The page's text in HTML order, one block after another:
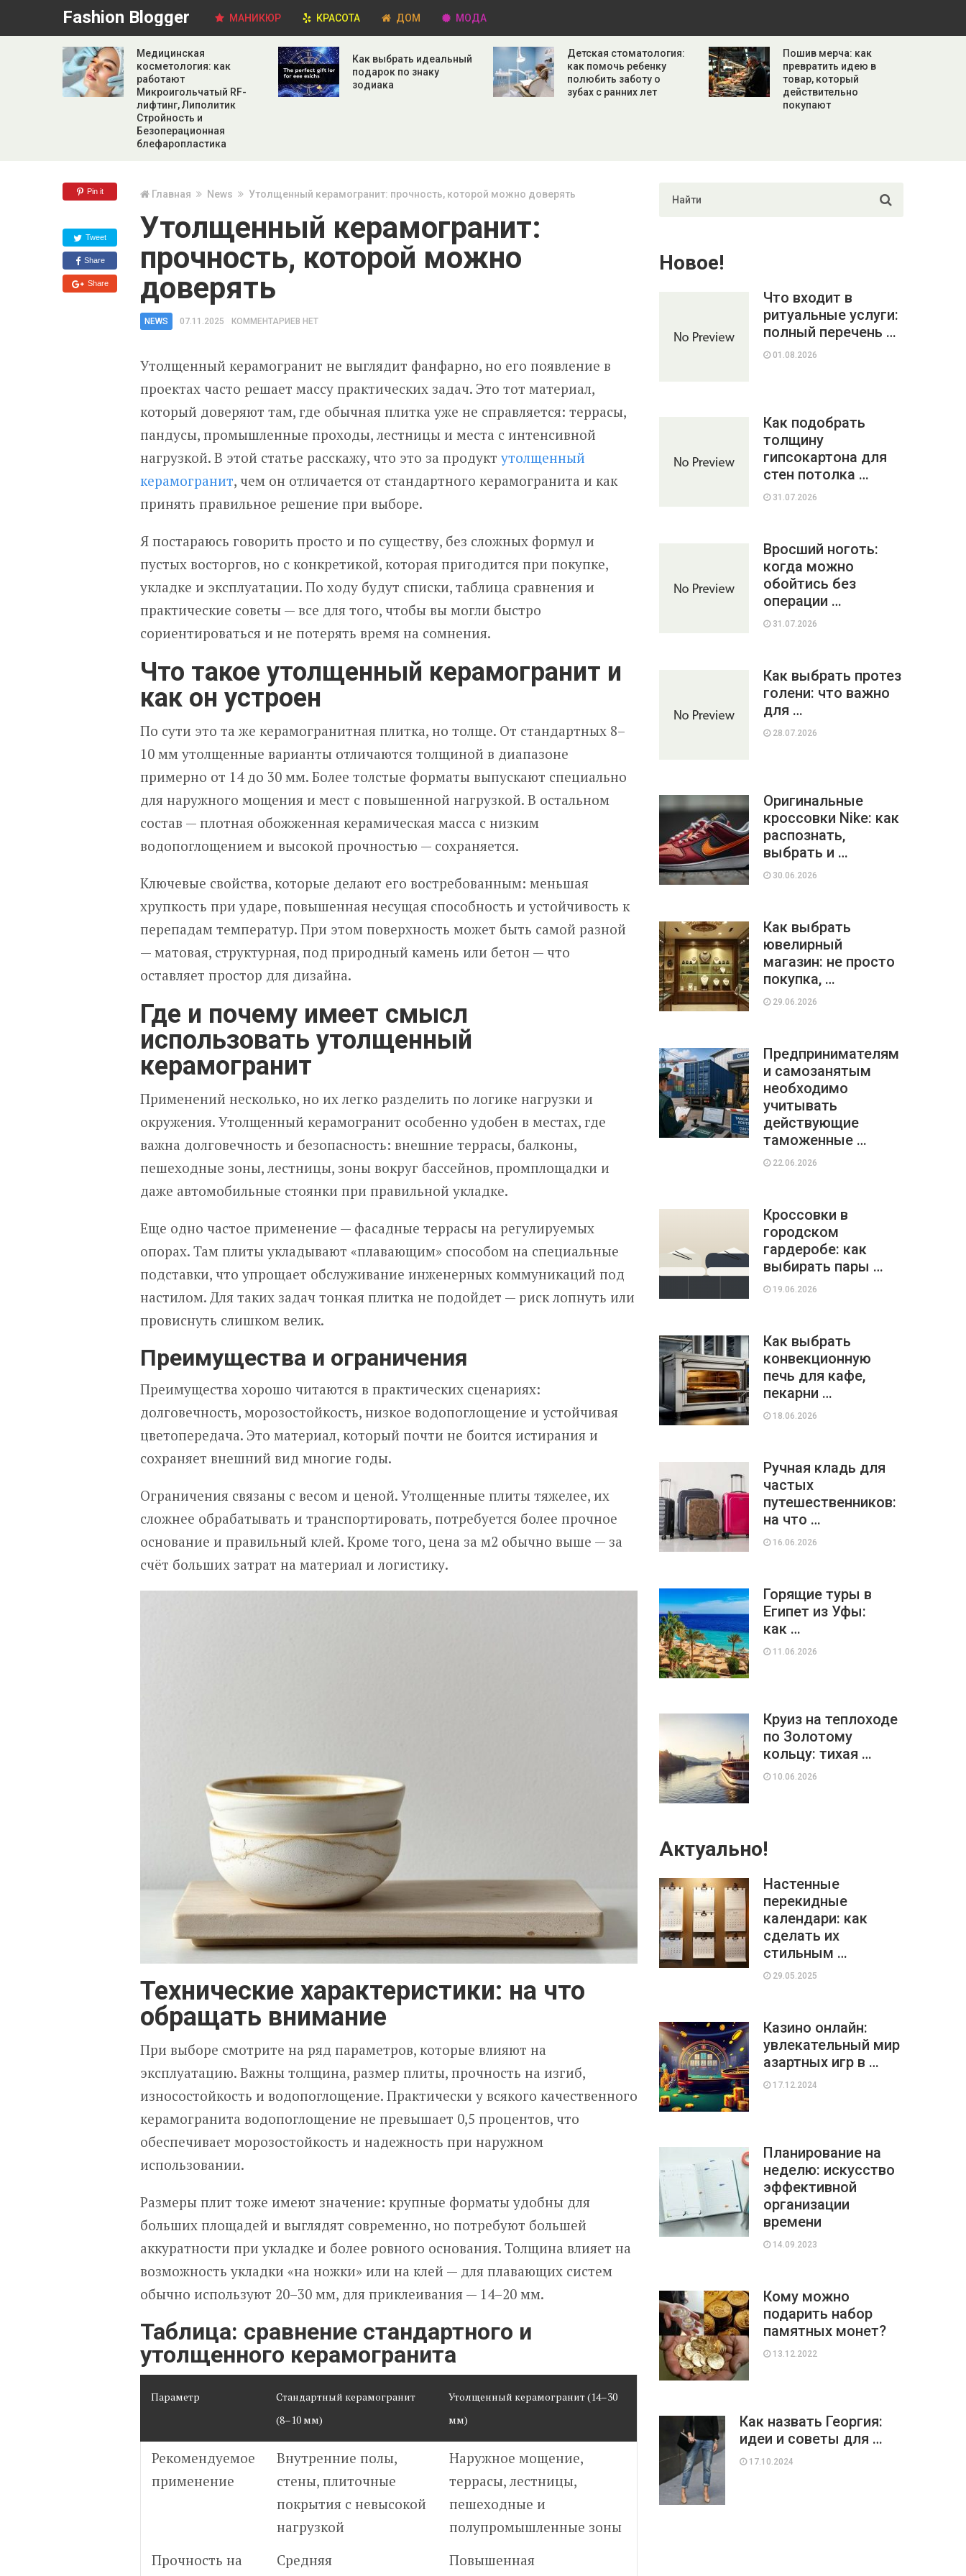
Fashion Blogger МАНИКЮР КРАСОТА ДОМ МОДА
Медицинская
косметология: как
работают
Микроигольчатый RF-
лифтинг, Липолитик
Стройность и
Безоперационная
блефаропластика
Как выбрать идеальный
подарок по знаку
зодиака
Детская стоматология:
как помочь ребенку
полюбить заботу о
зубах с ранних лет
Пошив мерча: как
превратить идею в
товар, который
действительно
покупают
Pin it
Tweet
Share
Share
Главная News Утолщенный керамогранит: прочность, которой можно доверять
Утолщенный керамогранит:
прочность, которой можно
доверять
NEWS 07.11.2025 КОММЕНТАРИЕВ НЕТ
Утолщенный керамогранит не выглядит фанфарно, но его появление в
проектах часто решает массу практических задач. Это тот материал,
который доверяют там, где обычная плитка уже не справляется: террасы,
пандусы, промышленные проходы, лестницы и места с интенсивной
нагрузкой. В этой статье расскажу, что это за продукт утолщенный
керамогранит, чем он отличается от стандартного керамогранита и как
принять правильное решение при выборе.
Я постараюсь говорить просто и по существу, без сложных формул и
пустых восторгов, но с конкретикой, которая пригодится при покупке,
укладке и эксплуатации. По ходу будут списки, таблица сравнения и
практические советы — все для того, чтобы вы могли быстро
сориентироваться и не потерять время на сомнения.
Что такое утолщенный керамогранит и
как он устроен
По сути это та же керамогранитная плитка, но толще. От стандартных 8–
10 мм утолщенные варианты отличаются толщиной в диапазоне
примерно от 14 до 30 мм. Более толстые форматы выпускают специально
для наружного мощения и мест с повышенной нагрузкой. В остальном
состав — плотная обожженная керамическая масса с низким
водопоглощением и высокой прочностью — сохраняется.
Ключевые свойства, которые делают его востребованным: меньшая
хрупкость при ударе, повышенная несущая способность и устойчивость к
перепадам температур. При этом поверхность может быть самой разной
— матовая, структурная, под природный камень или бетон — что
оставляет простор для дизайна.
Где и почему имеет смысл
использовать утолщенный
керамогранит
Применений несколько, но их легко разделить по логике нагрузки и
окружения. Утолщенный керамогранит особенно удобен в местах, где
важна долговечность и безопасность: внешние террасы, балконы,
пешеходные зоны, лестницы, зоны вокруг бассейнов, промплощадки и
даже автомобильные стоянки при правильной укладке.
Еще одно частое применение — фасадные террасы на регулируемых
опорах. Там плиты укладывают «плавающим» способом на специальные
подставки, что упрощает обслуживание инженерных коммуникаций под
настилом. Для таких задач тонкая плитка не подойдет — риск лопнуть или
провиснуть слишком велик.
Преимущества и ограничения
Преимущества хорошо читаются в практических сценариях:
долговечность, морозостойкость, низкое водопоглощение и устойчивая
цветопередача. Это материал, который почти не боится истирания и
сохраняет внешний вид многие годы.
Ограничения связаны с весом и ценой. Утолщенные плиты тяжелее, их
сложнее обрабатывать и транспортировать, потребуется более прочное
основание и правильный клей. Кроме того, цена за м2 обычно выше — за
счёт больших затрат на материал и логистику.
Технические характеристики: на что
обращать внимание
При выборе смотрите на ряд параметров, которые влияют на
эксплуатацию. Важны толщина, размер плиты, прочность на изгиб,
износостойкость и водопоглощение. Практически у всякого качественного
керамогранита водопоглощение не превышает 0,5 процентов, что
обеспечивает морозостойкость и надежность при наружном
использовании.
Размеры плит тоже имеют значение: крупные форматы удобны для
больших площадей и выглядят современно, но потребуют большей
аккуратности при укладке и более ровного основания. Толщина влияет на
возможность укладки «на ножки» или на клей — для плавающих систем
обычно используют 20–30 мм, для приклеивания — 14–20 мм.
Таблица: сравнение стандартного и
утолщенного керамогранита
Параметр
Стандартный керамогранит
(8–10 мм)
Утолщенный керамогранит (14–30
мм)
Рекомендуемое
применение
Внутренние полы,
стены, плиточные
покрытия с невысокой
нагрузкой
Наружное мощение,
террасы, лестницы,
пешеходные и
полупромышленные зоны
Прочность на
Средняя Повышенная
Новое!
Что входит в
ритуальные услуги:
полный перечень …
01.08.2026
Как подобрать
толщину
гипсокартона для
стен потолка …
31.07.2026
Вросший ноготь:
когда можно
обойтись без
операции …
31.07.2026
Как выбрать протез
голени: что важно
для …
28.07.2026
Оригинальные
кроссовки Nike: как
распознать,
выбрать и …
30.06.2026
Как выбрать
ювелирный
магазин: не просто
покупка, …
29.06.2026
Предпринимателям
и самозанятым
необходимо
учитывать
действующие
таможенные …
22.06.2026
Кроссовки в
городском
гардеробе: как
выбирать пары …
19.06.2026
Как выбрать
конвекционную
печь для кафе,
пекарни …
18.06.2026
Ручная кладь для
частых
путешественников:
на что …
16.06.2026
Горящие туры в
Египет из Уфы:
как …
11.06.2026
Круиз на теплоходе
по Золотому
кольцу: тихая …
10.06.2026
Актуально!
Настенные
перекидные
календари: как
сделать их
стильным …
29.05.2025
Казино онлайн:
увлекательный мир
азартных игр в …
17.12.2024
Планирование на
неделю: искусство
эффективной
организации
времени
14.09.2023
Кому можно
подарить набор
памятных монет?
13.12.2022
Как назвать Георгия:
идеи и советы для …
17.10.2024